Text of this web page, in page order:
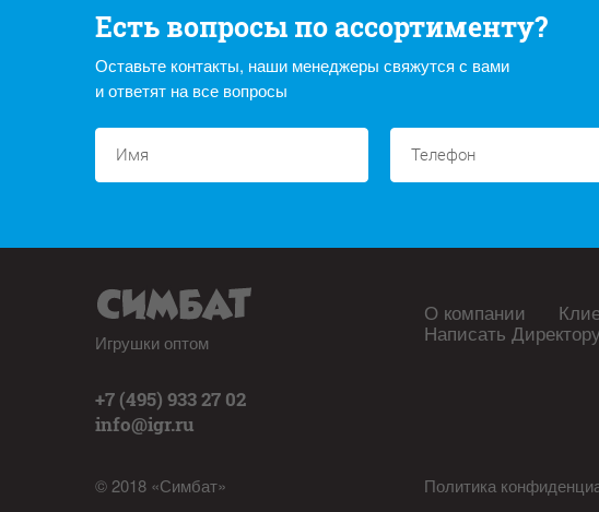
Есть вопросы по ассортименту?
Оставьте контакты, наши менеджеры свяжутся с вами
и ответят на все вопросы
Игрушки оптом
+7 (495) 933 27 02
info@igr.ru
© 2018 «Симбат»
О компании
Написать Директору
Политика